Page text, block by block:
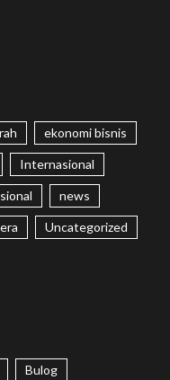
ekonomi bisnis
Internasional
news
Uncategorized
Bulog